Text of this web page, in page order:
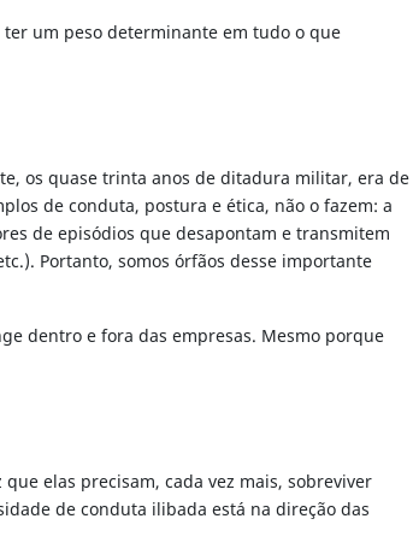
ter um peso determinante em tudo o que
os quase trinta anos de ditadura militar, era de
de conduta, postura e ética, não o fazem: a
de episódios que desapontam e transmitem
Portanto, somos órfãos desse importante
dentro e fora das empresas. Mesmo porque
elas precisam, cada vez mais, sobreviver
de conduta ilibada está na direção das